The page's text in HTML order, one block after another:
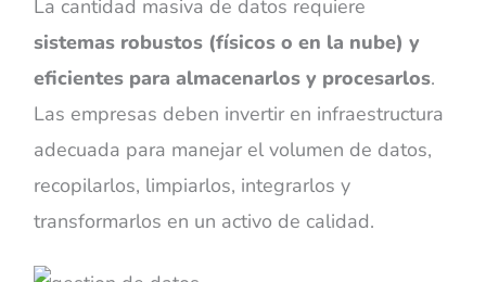
La cantidad masiva de datos requiere
sistemas robustos (físicos o en la nube) y
eficientes para almacenarlos y procesarlos.
Las empresas deben invertir en infraestructura
adecuada para manejar el volumen de datos,
recopilarlos, limpiarlos, integrarlos y
transformarlos en un activo de calidad.